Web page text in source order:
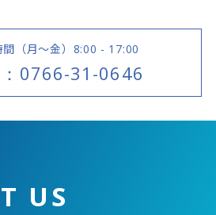
（月～金） 8:00 - 17:00
0766-31-0646
US